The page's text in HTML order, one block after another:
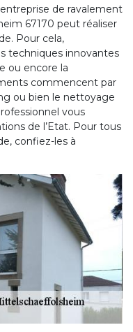
de ravalement
67170 peut réaliser
Pour cela,
techniques innovantes
ou encore la
commencent par
ou bien le nettoyage
vous
de l’Etat. Pour tous
confiez-les à